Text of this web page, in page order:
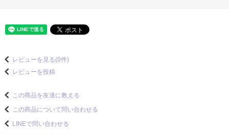
レビューを見る(0件)
レビューを投稿
この商品を友達に教える
この商品について問い合わせる
LINEで問い合わせる